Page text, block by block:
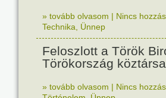
» tovább olvasom | Nincs
Technika
Ünnep
Feloszlott a Török
Törökország
» tovább olvasom | Nincs